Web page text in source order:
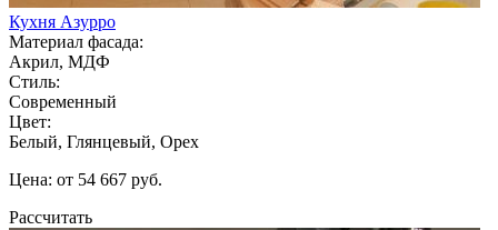
Кухня Азурро
Материал фасада:
Акрил, МДФ
Стиль:
Современный
Цвет:
Белый, Глянцевый, Орех
Цена: от 54 667 руб.
Рассчитать